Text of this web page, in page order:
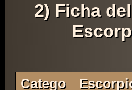
2) Ficha
Catego